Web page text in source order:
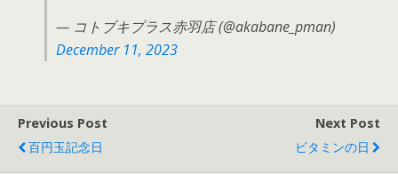
— コトブキプラス赤羽店︎︎︎︎ (@akabane_pman)
December 11, 2023
Previous Post
百円玉記念日
Next Post
ビタミンの日